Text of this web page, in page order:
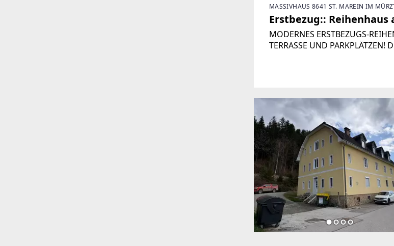
MASSIVHAUS 8641 ST. MAREIN IM
Erstbezug:: Reihenhaus
MODERNES ERSTBEZUGS-
TERRASSE UND
Fläche keine Kompromisse